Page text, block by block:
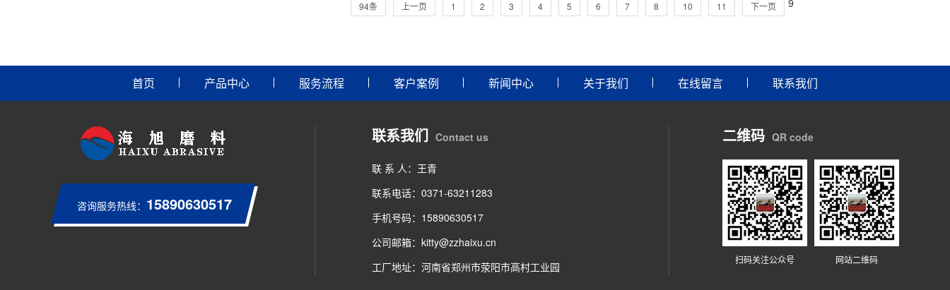
94条 上一页 1 2 3 4 5 6 7 8 9
10 11 下一页
首页 产品中心 服务流程 客户案例 新闻中心 关于我们 在线留言 联系我们
咨询服务热线： 15890630517
联系我们 Contact us
联 系 人：王青
联系电话：0371-63211283
手机号码：15890630517
公司邮箱：kitty@zzhaixu.cn
工厂地址：河南省郑州市荥阳市高村工业园
二维码 QR code
扫码关注公众号 网站二维码